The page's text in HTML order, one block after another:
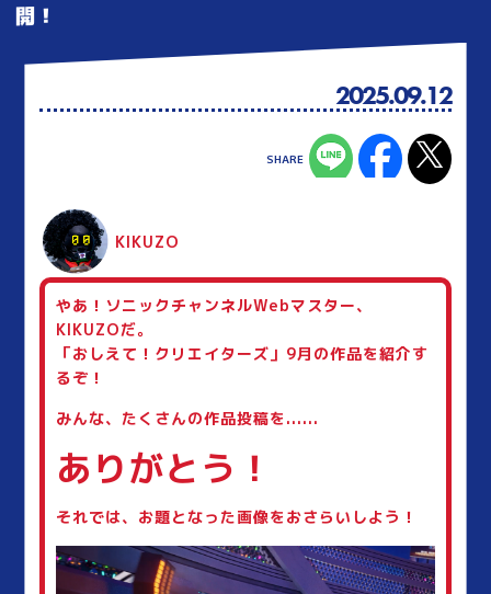
開！
2025.09.12
KIKUZO
やあ！ソニックチャンネルWebマスター、
KIKUZOだ。
「おしえて！クリエイターズ」9月の作品を紹介す
るぞ！
みんな、たくさんの作品投稿を......
ありがとう！
それでは、お題となった画像をおさらいしよう！